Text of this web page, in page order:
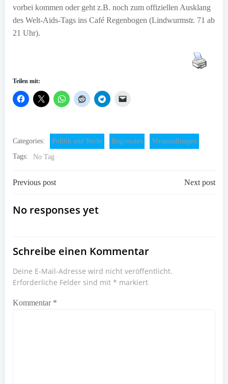
vorbei kommen oder geht z.B. noch zum offiziellen Ausklang
des Welt-Aids-Tags ins Café Regenbogen (Lindwurmstr. 71 ab
21 Uhr).
Teilen mit:
Categories: Politik und Recht Regionales
Veranstaltungen
Tags:
No Tag
Post
navigation
Previous post Next post
No responses yet
Schreibe einen Kommentar
Deine E-Mail-Adresse wird nicht veröffentlicht.
Erforderliche Felder sind mit * markiert
Kommentar *